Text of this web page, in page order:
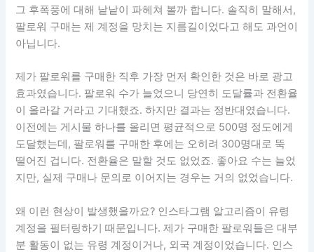
그 후폭풍에 대해 낱낱이 파헤쳐 볼까 합니다. 솔직히 말해서,
팔로워 구매는 제 계정을 망치는 지름길이었다고 해도 과언이
아닙니다.
제가 팔로워를 구매한 직후 가장 먼저 확인한 것은 바로 광고
효과였습니다. 팔로워 수가 늘었으니 당연히 도달률과 전환율
이 올라갈 거라고 기대했죠. 하지만 결과는 정반대였습니다.
이전에는 게시물 하나를 올리면 평균적으로 500명 정도에게
도달했는데, 팔로워를 구매한 후에는 오히려 300명대로 뚝
떨어진 겁니다. 전환율은 말할 것도 없었죠. 좋아요 수는 늘었
지만, 실제 구매나 문의로 이어지는 경우는 거의 없었습니다.
왜 이런 현상이 발생했을까요? 인스타그램 알고리즘이 유령
계정을 필터링하기 때문입니다. 제가 구매한 팔로워들은 대부
분 활동이 없는 유령 계정이거나, 외국 계정이었습니다. 인스